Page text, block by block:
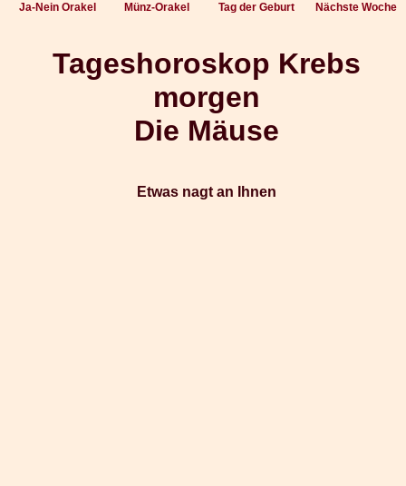
Ja-Nein Orakel Münz-Orakel Tag der Geburt Nächste Woche
Tageshoroskop Krebs
morgen
Die Mäuse
Etwas nagt an Ihnen